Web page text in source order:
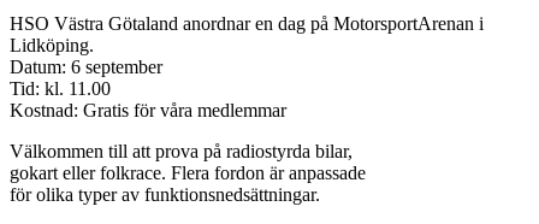
HSO Västra Götaland anordnar en dag på MotorsportArenan i
Lidköping.
Datum: 6 september
Tid: kl. 11.00
Kostnad: Gratis för våra medlemmar
Välkommen till att prova på radiostyrda bilar,
gokart eller folkrace. Flera fordon är anpassade
för olika typer av funktionsnedsättningar.